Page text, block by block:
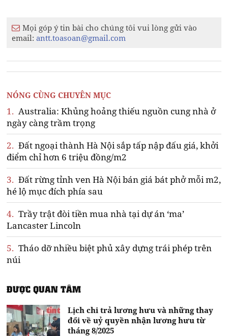
Mọi góp ý tin bài cho chúng tôi vui lòng gửi vào
email:antt.toasoan@gmail.com
NÓNG CÙNG CHUYÊN MỤC
1. Australia: Khủng hoảng thiếu nguồn cung nhà ở
ngày càng trầm trọng
2. Đất ngoại thành Hà Nội sắp tấp nập đấu giá, khởi
điểm chỉ hơn 6 triệu đồng/m2
3. Đất rừng tỉnh ven Hà Nội bán giá bát phở mỗi m2,
hé lộ mục đích phía sau
4. Trầy trật đòi tiền mua nhà tại dự án ‘ma’
Lancaster Lincoln
5. Tháo dỡ nhiều biệt phủ xây dựng trái phép trên
núi
ĐƯỢC QUAN TÂM
Lịch chi trả lương hưu và những thay
đổi về uỷ quyền nhận lương hưu từ
tháng 8/2025